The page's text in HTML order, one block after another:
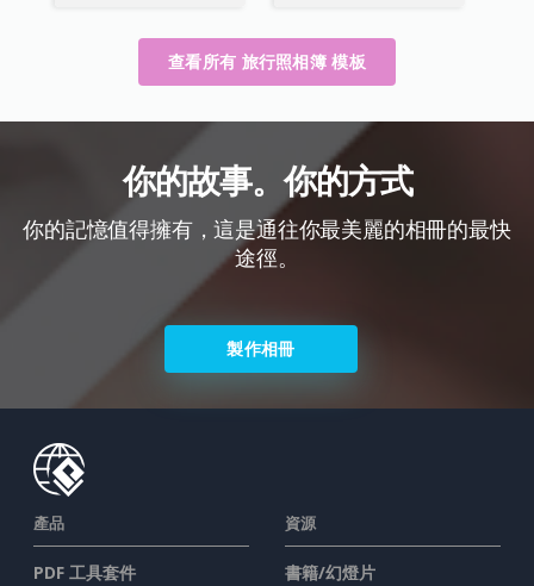
查看所有 旅行照相簿 模板
你的故事。你的方式
你的記憶值得擁有，這是通往你最美麗的相冊的最快
途徑。
製作相冊
產品
PDF 工具套件
資源
書籍/幻燈片